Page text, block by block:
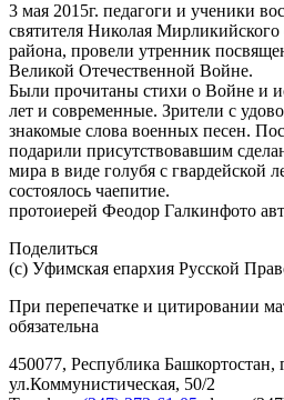
3 мая 2015г. педагоги и ученики
святителя Николая
района, провели утренник
Великой Отечественной Войне.
Были прочитаны стихи о Войне и
лет и современные. Зрители с
знакомые слова военных песен.
подарили присутствовавшим
мира в виде голубя с гвардейской
состоялось чаепитие.
протоиерей Феодор Галкинфото
Поделиться
(с) Уфимская епархия Русской
При перепечатке и цитировании
обязательна
450077, Республика Башкортостан,
ул.Коммунистическая, 50/2